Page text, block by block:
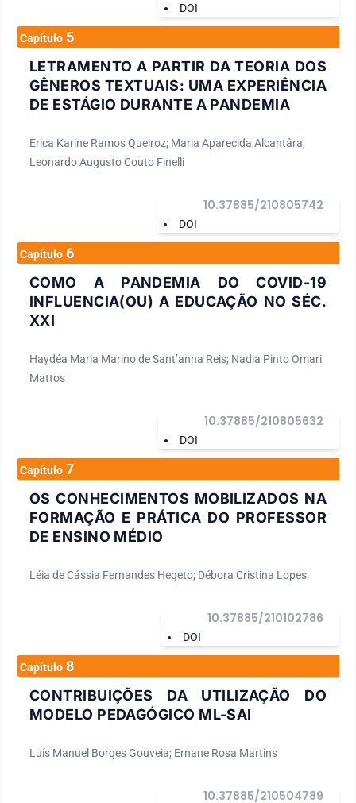
DOI
Capítulo 5
LETRAMENTO A PARTIR DA TEORIA DOS
GÊNEROS TEXTUAIS: UMA EXPERIÊNCIA
DE ESTÁGIO DURANTE A PANDEMIA
Érica Karine Ramos Queiroz; Maria Aparecida Alcantâra;
Leonardo Augusto Couto Finelli
DOI
10.37885/210805742
Capítulo 6
COMO A PANDEMIA DO COVID-19
INFLUENCIA(OU) A EDUCAÇÃO NO SÉC.
XXI
Haydéa Maria Marino de Sant’anna Reis; Nadia Pinto Omari
Mattos
DOI
10.37885/210805632
Capítulo 7
OS CONHECIMENTOS MOBILIZADOS NA
FORMAÇÃO E PRÁTICA DO PROFESSOR
DE ENSINO MÉDIO
Léia de Cássia Fernandes Hegeto; Débora Cristina Lopes
DOI
10.37885/210102786
Capítulo 8
CONTRIBUIÇÕES DA UTILIZAÇÃO DO
MODELO PEDAGÓGICO ML-SAI
Luís Manuel Borges Gouveia; Ernane Rosa Martins
10.37885/210504789